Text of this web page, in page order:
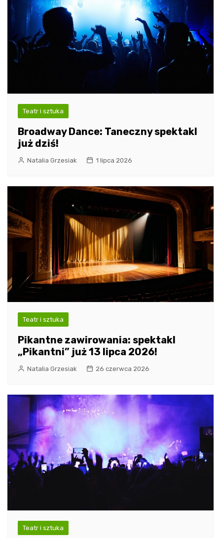
Teatr i sztuka
Broadway Dance: Taneczny spektakl
już dziś!
Natalia Grzesiak 1 lipca 2026
Teatr i sztuka
Pikantne zawirowania: spektakl
„Pikantni” już 13 lipca 2026!
Natalia Grzesiak 26 czerwca 2026
Teatr i sztuka